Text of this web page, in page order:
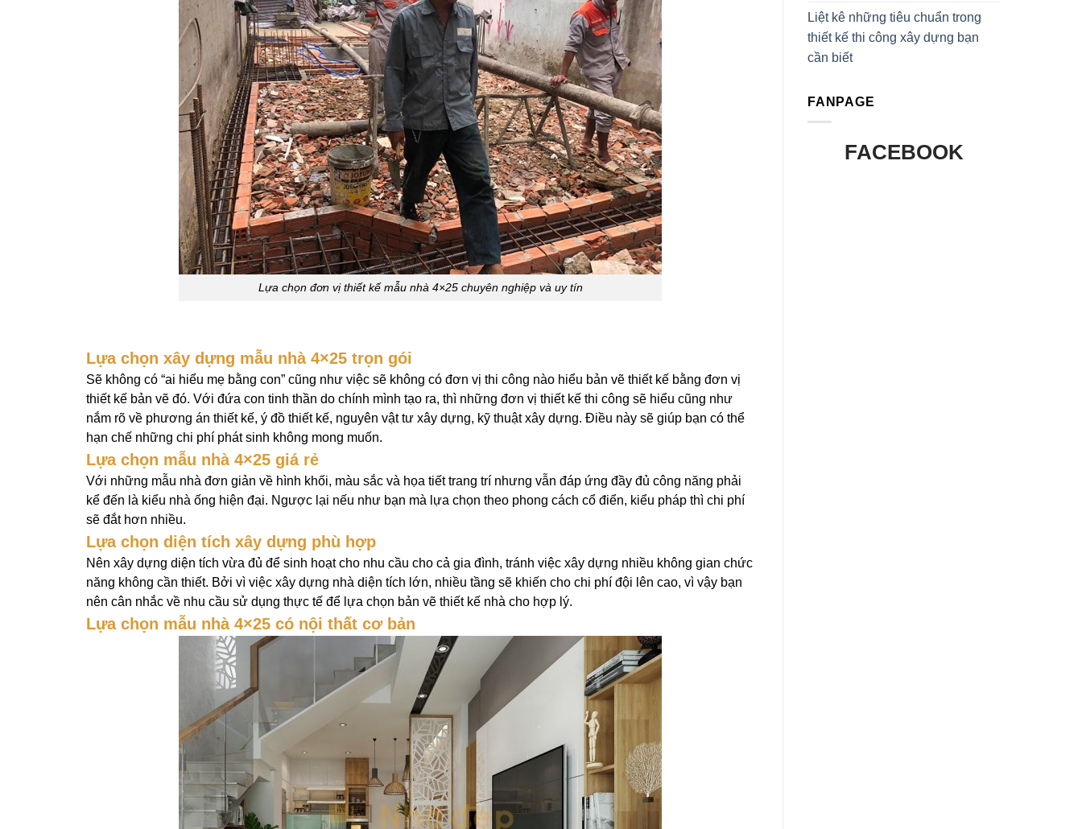
Lựa chọn đơn vị thiết kế mẫu nhà 4×25 chuyên nghiệp và uy tín
Lựa chọn xây dựng mẫu nhà 4×25 trọn gói
Sẽ không có “ai hiểu mẹ bằng con” cũng như việc sẽ không có đơn vị thi công nào hiểu bản vẽ thiết kế bằng đơn vị
thiết kế bản vẽ đó. Với đứa con tinh thần do chính mình tạo ra, thì những đơn vị thiết kế thi công sẽ hiểu cũng như
nắm rõ về phương án thiết kế, ý đồ thiết kế, nguyên vật tư xây dựng, kỹ thuật xây dựng. Điều này sẽ giúp bạn có thể
hạn chế những chi phí phát sinh không mong muốn.
Lựa chọn mẫu nhà 4×25 giá rẻ
Với những mẫu nhà đơn giản về hình khối, màu sắc và họa tiết trang trí nhưng vẫn đáp ứng đầy đủ công năng phải
kể đến là kiểu nhà ống hiện đại. Ngược lại nếu như bạn mà lựa chọn theo phong cách cổ điển, kiểu pháp thì chi phí
sẽ đắt hơn nhiều.
Lựa chọn diện tích xây dựng phù hợp
Nên xây dựng diện tích vừa đủ để sinh hoạt cho nhu cầu cho cả gia đình, tránh việc xây dựng nhiều không gian chức
năng không cần thiết. Bởi vì việc xây dựng nhà diện tích lớn, nhiều tầng sẽ khiến cho chi phí đội lên cao, vì vậy bạn
nên cân nhắc về nhu cầu sử dụng thực tế để lựa chọn bản vẽ thiết kế nhà cho hợp lý.
Lựa chọn mẫu nhà 4×25 có nội thất cơ bản
Liệt kê những tiêu chuẩn trong
thiết kế thi công xây dựng bạn
cần biết
FANPAGE
FACEBOOK